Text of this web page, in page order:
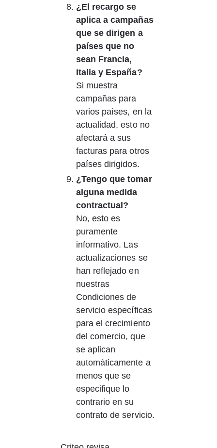
¿El recargo se
aplica a campañas
que se dirigen a
países que no
sean Francia,
Italia y España?
Si muestra
campañas para
varios países, en la
actualidad, esto no
afectará a sus
facturas para otros
países dirigidos.
¿Tengo que tomar
alguna medida
contractual?
No, esto es
puramente
informativo. Las
actualizaciones se
han reflejado en
nuestras
Condiciones de
servicio específicas
para el crecimiento
del comercio, que
se aplican
automáticamente a
menos que se
especifique lo
contrario en su
contrato de servicio.